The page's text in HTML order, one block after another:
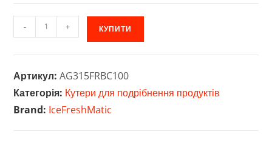
Кухонна
машина
кругового
руху
IFM
- + КУПИТИ
Артикул:AG315FRBC100
Категорія: Кутери для подрібнення продуктів
Brand: IceFreshMatic